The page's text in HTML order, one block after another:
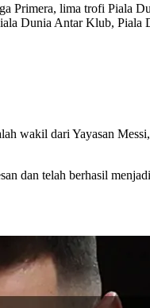
Primera, lima trofi Piala
Dunia Antar Klub,
wakil dari Yayasan
dan telah berhasil